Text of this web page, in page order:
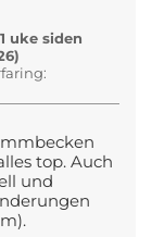
uke siden
top. Auch
und